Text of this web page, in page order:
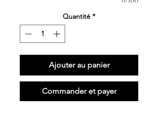
Quantité *
Ajouter au panier
Commander et payer